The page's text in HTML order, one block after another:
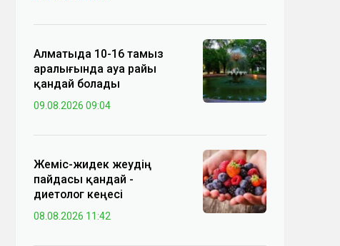
Алматыда 10-16 тамыз
аралығында ауа райы
қандай болады
09.08.2026 09:04
Жеміс-жидек жеудің
пайдасы қандай -
диетолог кеңесі
08.08.2026 11:42